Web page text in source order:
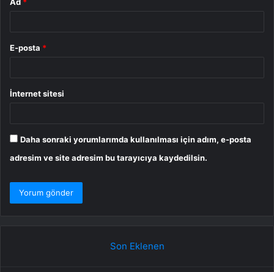
E-posta *
İnternet sitesi
Daha sonraki yorumlarımda kullanılması için adım, e-posta
adresim ve site adresim bu tarayıcıya kaydedilsin.
Son Eklenen